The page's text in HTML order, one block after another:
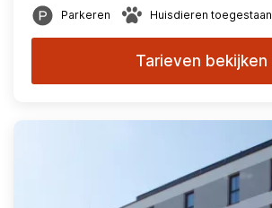
Parkeren Huisdieren toegestaan
Tarieven bekijken